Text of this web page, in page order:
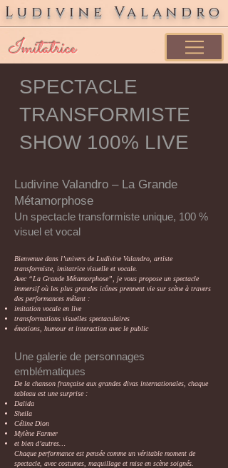
Ludivine Valandro
Imitatrice
SPECTACLE
TRANSFORMISTE
SHOW 100% LIVE
Ludivine Valandro – La Grande
Métamorphose
Un spectacle transformiste unique, 100 %
visuel et vocal
Bienvenue dans l’univers de Ludivine Valandro, artiste
transformiste, imitatrice visuelle et vocale.
Avec “La Grande Métamorphose”, je vous propose un spectacle
immersif où les plus grandes icônes prennent vie sur scène à travers
des performances mêlant :
imitation vocale en live
transformations visuelles spectaculaires
émotions, humour et interaction avec le public
Une galerie de personnages
emblématiques
De la chanson française aux grandes divas internationales, chaque
tableau est une surprise :
Dalida
Sheila
Céline Dion
Mylène Farmer
et bien d’autres…
Chaque performance est pensée comme un véritable moment de
spectacle, avec costumes, maquillage et mise en scène soignés.